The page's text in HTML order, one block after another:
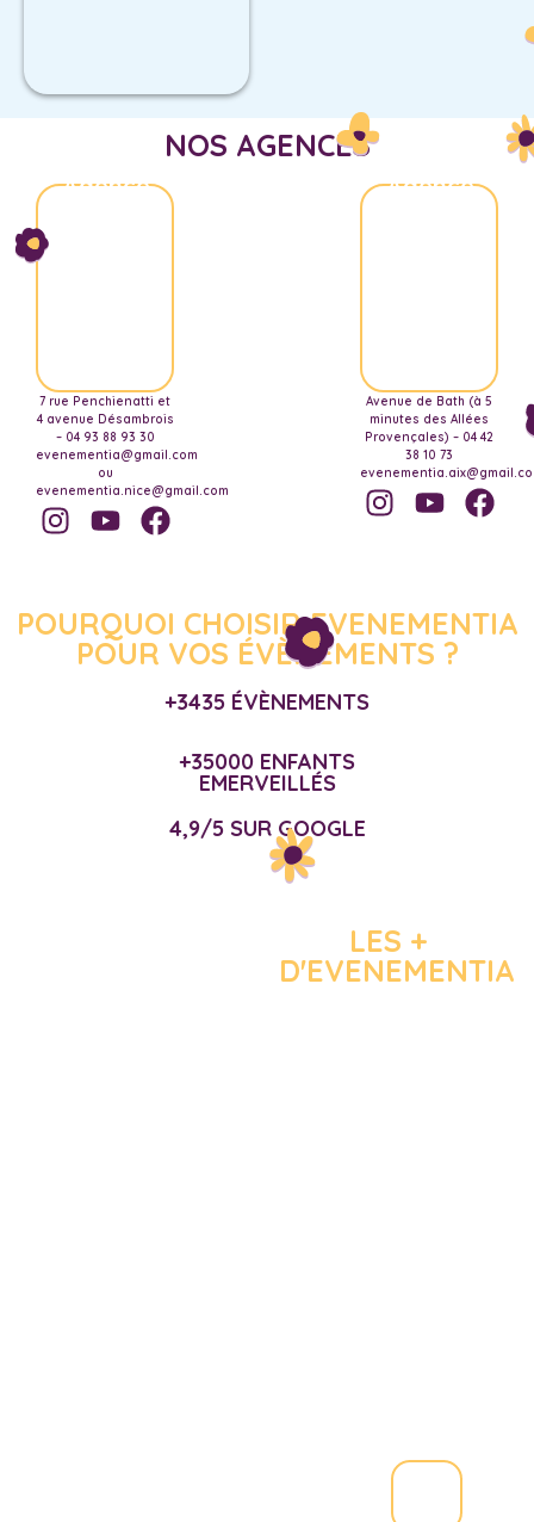
NOS AGENCES
Agence
7 rue Penchienatti et
4 avenue Désambrois
– 04 93 88 93 30
evenementia@gmail.com
ou
evenementia.nice@gmail.com
Agence
Avenue de Bath (à 5
minutes des Allées
Provençales) – 04 42
38 10 73
POURQUOI CHOISIR EVENEMENTIA
POUR VOS ÉVÈNEMENTS ?
+3435 ÉVÈNEMENTS
+35000 ENFANTS
EMERVEILLÉS
4,9/5 SUR GOOGLE
LES +
D'EVENEMENTIA